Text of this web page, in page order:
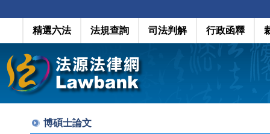
精選六法 法規查詢 司法判解 行政函釋
博碩士論文